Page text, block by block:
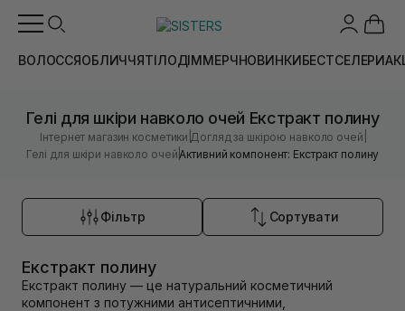
ВОЛОССЯОБЛИЧЧЯТІЛОДІММЕРЧНОВИНКИБЕСТСЕЛЕРИ
Гелі для шкіри навколо очей Екстракт полину
Інтернет магазин косметики |Догляд за шкірою навколо очей
Гелі для шкіри навколо очей |Активний компонент: Екстракт полину
Фільтр Сортувати
Екстракт полину
Екстракт полину — це натуральний косметичний
компонент з потужними антисептичними,